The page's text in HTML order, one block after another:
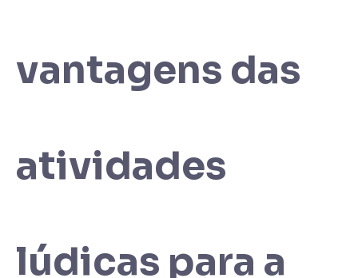
vantagens das
atividades
lúdicas para a